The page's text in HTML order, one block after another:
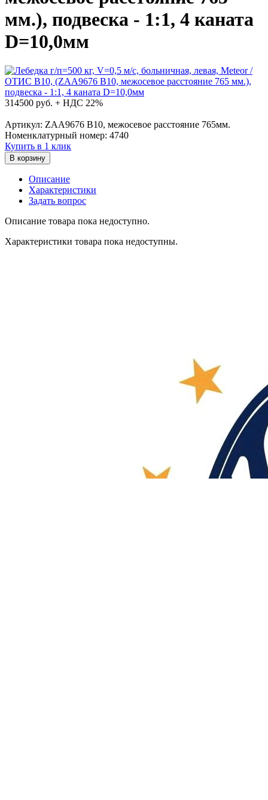
мм.), подвеска - 1:1, 4 каната
D=10,0мм
314500 руб. + НДС 22%
Артикул: ZAA9676 B10, межосевое расстояние 765мм.
Номенклатурный номер: 4740
Купить в 1 клик
В корзину
Описание
Характеристики
Задать вопрос
Описание товара пока недоступно.
Характеристики товара пока недоступны.